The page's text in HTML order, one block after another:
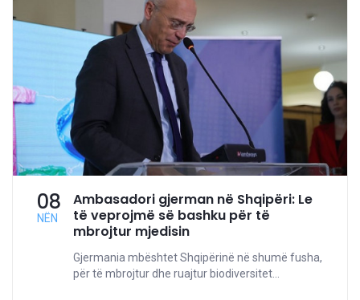
08
NËN
Ambasadori gjerman në Shqipëri: Le
të veprojmë së bashku për të
mbrojtur mjedisin
Gjermania mbështet Shqipërinë në shumë fusha,
për të mbrojtur dhe ruajtur biodiversitet...